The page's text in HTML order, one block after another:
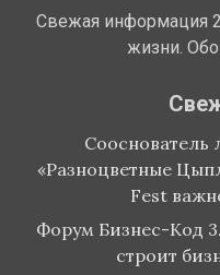
Свежая информация
жизни. Обо
Сооснователь
«Разноцветные
Fest
Форум Бизнес-Код
строит